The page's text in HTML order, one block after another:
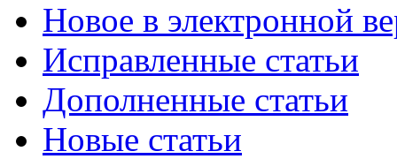
Новое в электронной
Исправленные статьи
Дополненные статьи
Новые статьи